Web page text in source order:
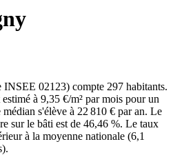
02123) compte 297 habitants.
à 9,35 €/m² par mois pour un
s'élève à 22 810 € par an. Le
sur le bâti est de 46,46 %. Le taux
à la moyenne nationale (6,1